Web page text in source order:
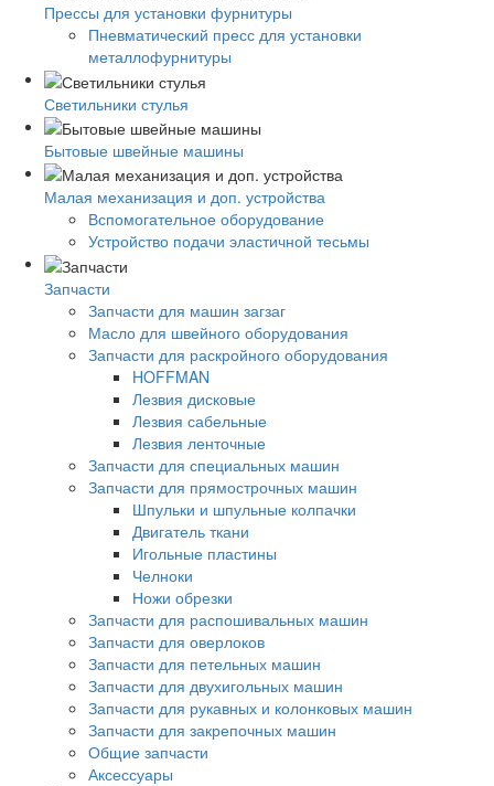
Прессы для установки фурнитуры
Пневматический пресс для установки
металлофурнитуры
Светильники стулья
Бытовые швейные машины
Малая механизация и доп. устройства
Вспомогательное оборудование
Устройство подачи эластичной тесьмы
Запчасти
Запчасти для машин загзаг
Масло для швейного оборудования
Запчасти для раскройного оборудования
HOFFMAN
Лезвия дисковые
Лезвия сабельные
Лезвия ленточные
Запчасти для специальных машин
Запчасти для прямострочных машин
Шпульки и шпульные колпачки
Двигатель ткани
Игольные пластины
Челноки
Ножи обрезки
Запчасти для распошивальных машин
Запчасти для оверлоков
Запчасти для петельных машин
Запчасти для двухигольных машин
Запчасти для рукавных и колонковых машин
Запчасти для закрепочных машин
Общие запчасти
Аксессуары